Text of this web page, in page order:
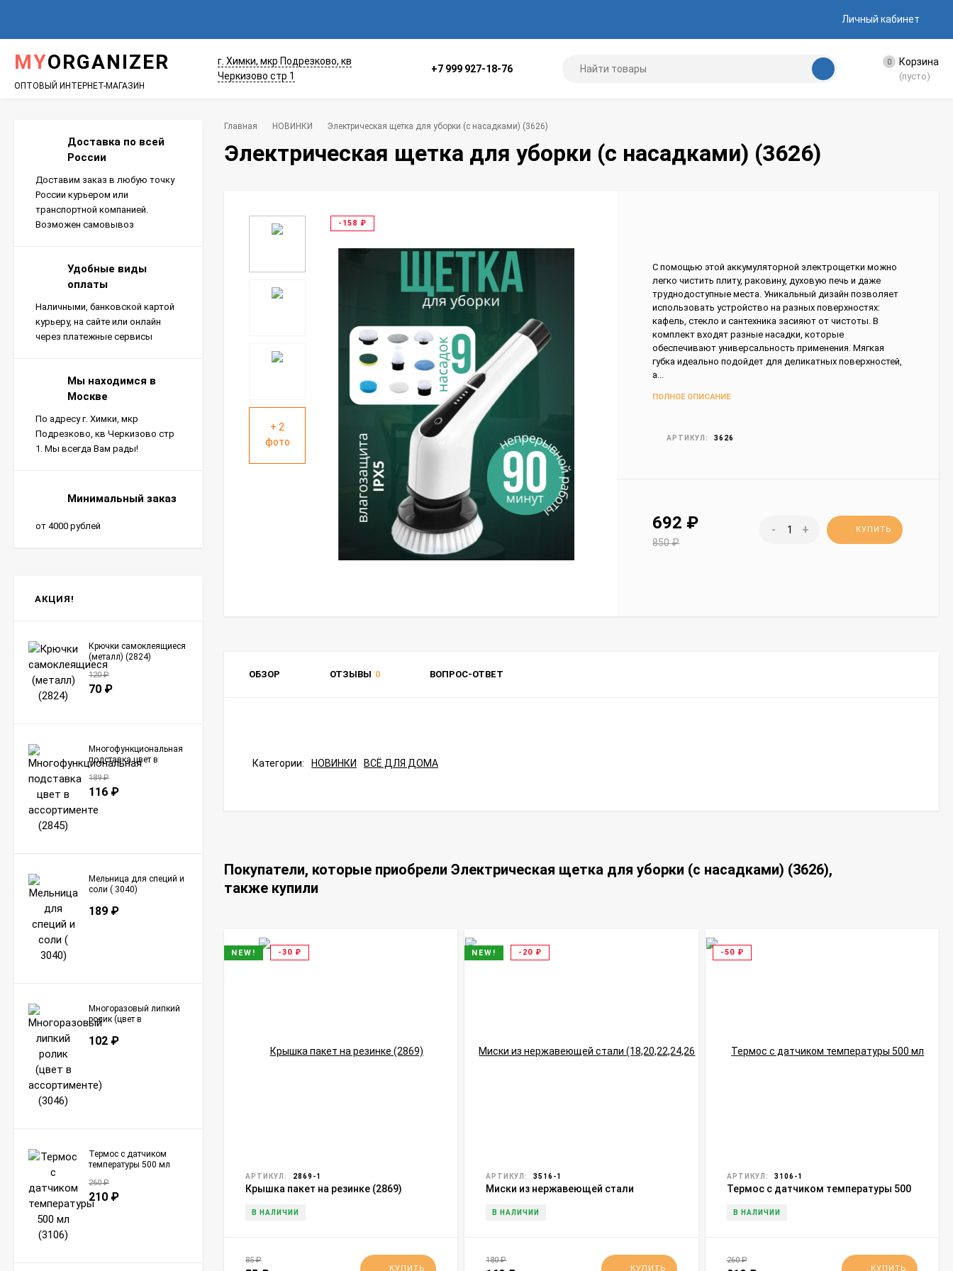
Личный кабинет
MYORGANIZER
ОПТОВЫЙ ИНТЕРНЕТ-МАГАЗИН
г. Химки, мкр Подрезково, кв
Черкизово стр 1
+7 999 927-18-76
0 Корзина
(пусто)
Главная НОВИНКИ Электрическая щетка для уборки (с насадками) (3626)
Электрическая щетка для уборки (с насадками) (3626)
+ 2
фото
-158 ₽
С помощью этой аккумуляторной электрощетки можно
легко чистить плиту, раковину, духовую печь и даже
труднодоступные места. Уникальный дизайн позволяет
использовать устройство на разных поверхностях:
кафель, стекло и сантехника засияют от чистоты. В
комплект входят разные насадки, которые
обеспечивают универсальность применения. Мягкая
губка идеально подойдет для деликатных поверхностей,
а...
ПОЛНОЕ ОПИСАНИЕ
АРТИКУЛ: 3626
692 ₽
850₽
- + КУПИТЬ
ОБЗОР ОТЗЫВЫ 0 ВОПРОС-ОТВЕТ
Категории: НОВИНКИ ВСЁ ДЛЯ ДОМА
Покупатели, которые приобрели Электрическая щетка для уборки (с насадками) (3626),
также купили
NEW! -30 ₽
АРТИКУЛ: 2869-1
Крышка пакет на резинке (2869)
В НАЛИЧИИ
85₽
КУПИТЬ
NEW! -20 ₽
АРТИКУЛ: 3516-1
Миски из нержавеющей стали
В НАЛИЧИИ
180₽
КУПИТЬ
-50 ₽
АРТИКУЛ: 3106-1
Термос с датчиком температуры 500
В НАЛИЧИИ
260₽
КУПИТЬ
Доставка по всей
России
Доставим заказ в любую точку
России курьером или
транспортной компанией.
Возможен самовывоз
Удобные виды
оплаты
Наличными, банковской картой
курьеру, на сайте или онлайн
через платежные сервисы
Мы находимся в
Москве
По адресу г. Химки, мкр
Подрезково, кв Черкизово стр
1. Мы всегда Вам рады!
Минимальный заказ
от 4000 рублей
АКЦИЯ!
Крючки самоклеящиеся
(металл) (2824)
120₽
70 ₽
Многофункциональная
подставка цвет в
ассортименте (2845)
189₽
116 ₽
Мельница для специй и
соли ( 3040)
189 ₽
Многоразовый липкий
ролик (цвет в
102 ₽
Термос с датчиком
температуры 500 мл
260₽
210 ₽